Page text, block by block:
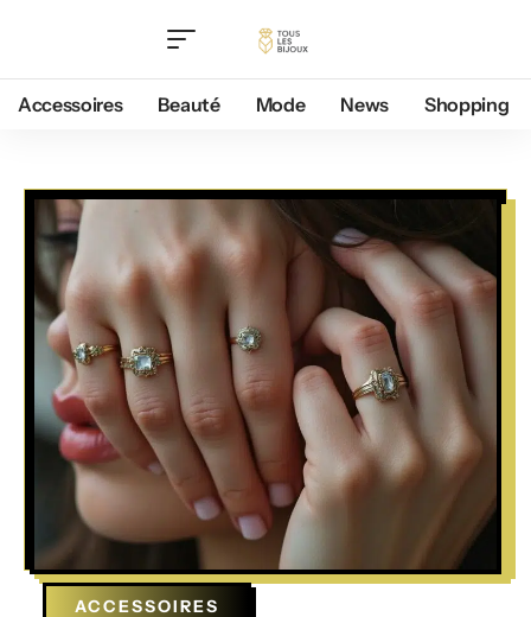
Accessoires Beauté Mode News Shopping
ACCESSOIRES